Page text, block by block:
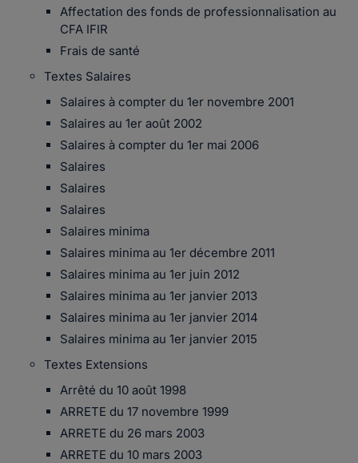
Affectation des fonds de professionnalisation au
CFA IFIR
Frais de santé
Textes Salaires
Salaires à compter du 1er novembre 2001
Salaires au 1er août 2002
Salaires à compter du 1er mai 2006
Salaires
Salaires
Salaires
Salaires minima
Salaires minima au 1er décembre 2011
Salaires minima au 1er juin 2012
Salaires minima au 1er janvier 2013
Salaires minima au 1er janvier 2014
Salaires minima au 1er janvier 2015
Textes Extensions
Arrêté du 10 août 1998
ARRETE du 17 novembre 1999
ARRETE du 26 mars 2003
ARRETE du 10 mars 2003